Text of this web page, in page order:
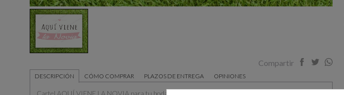
Compartir
DESCRIPCIÓN CÓMO COMPRAR PLAZOS DE ENTREGA OPINIONES
Cartel AQUÍ VIENE LA NOVIA para tu boda con estilo moderno y divertido y mensaje, a juego